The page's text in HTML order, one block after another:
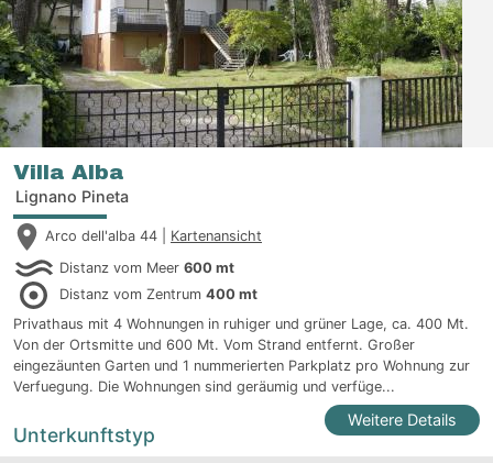
Villa Alba
Lignano Pineta
Arco dell'alba 44 | Kartenansicht
Distanz vom Meer 600 mt
Distanz vom Zentrum 400 mt
Privathaus mit 4 Wohnungen in ruhiger und grüner Lage, ca. 400 Mt.
Von der Ortsmitte und 600 Mt. Vom Strand entfernt. Großer
eingezäunten Garten und 1 nummerierten Parkplatz pro Wohnung zur
Verfuegung. Die Wohnungen sind geräumig und verfüge...
Weitere Details
Unterkunftstyp